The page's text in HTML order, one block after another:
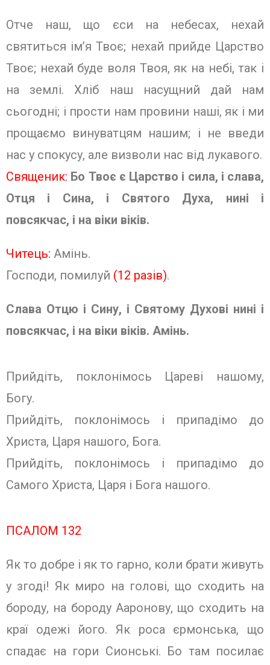
Отче наш, що єси на небесах, нехай
святиться ім’я Твоє; нехай прийде Цар­ство
Твоє; нехай буде воля Твоя, як на небі, так і
на землі. Хліб наш насущний дай нам
сьогодні; і прости нам провини наші, як і ми
прощаємо винуватцям нашим; і не введи
нас у спокусу, але ви­зволи нас від лукавого.
Священик: Бо Твоє є Царство і сила, і слава,
Отця і Сина, і Святого Духа, нині і
повсякчас, і на віки віків.
Читець: Амінь.
Господи, помилуй (12 разів).
Слава Отцю і Сину, і Святому Духові нині і
повсякчас, і на віки віків. Амінь.
Прийдіть, поклонімось Цареві нашому,
Богу.
Прийдіть, поклонімось і припадімо до
Христа, Царя нашого, Бога.
Прийдіть, поклонімось і припадімо до
Самого Христа, Царя і Бога нашого.
ПСАЛОМ 132
Як то добре і як то гарно, коли брати живуть
у згоді! Як миро на голові, що сходить на
бороду, на бороду Ааронову, що сходить на
краї одежі його. Як роса єрмонська, що
спадає на гори Сионські. Бо там посилає